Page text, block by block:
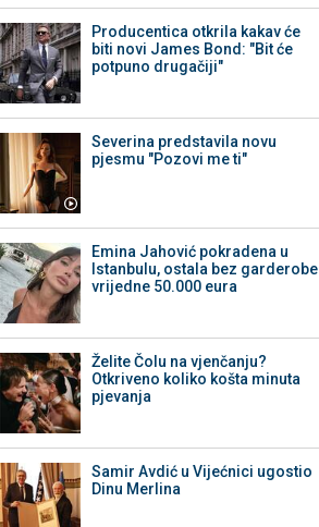
Producentica otkrila kakav će
biti novi James Bond: "Bit će
potpuno drugačiji"
Severina predstavila novu
pjesmu "Pozovi me ti"
Emina Jahović pokradena u
Istanbulu, ostala bez garderobe
vrijedne 50.000 eura
Želite Čolu na vjenčanju?
Otkriveno koliko košta minuta
pjevanja
Samir Avdić u Vijećnici ugostio
Dinu Merlina